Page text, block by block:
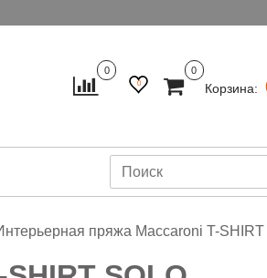
0
0
0
Корзина:
пряжа Maccaroni T-SHIRT